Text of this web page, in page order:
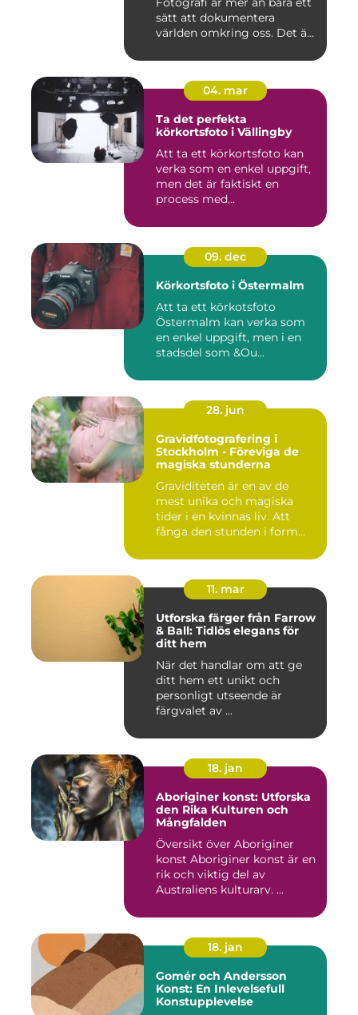
sätt att dokumentera
världen omkring oss. Det ä...
04. mar
Ta det perfekta
körkortsfoto i Vällingby
Att ta ett körkortsfoto kan
verka som en enkel uppgift,
men det är faktiskt en
process med...
09. dec
Körkortsfoto i Östermalm
Att ta ett körkotsfoto
Östermalm kan verka som
en enkel uppgift, men i en
stadsdel som &Ou...
28. jun
Gravidfotografering i
Stockholm - Föreviga de
magiska stunderna
Graviditeten är en av de
mest unika och magiska
tider i en kvinnas liv. Att
fånga den stunden i form...
11. mar
Utforska färger från Farrow
& Ball: Tidlös elegans för
ditt hem
När det handlar om att ge
ditt hem ett unikt och
personligt utseende är
färgvalet av ...
18. jan
Aboriginer konst: Utforska
den Rika Kulturen och
Mångfalden
Översikt över Aboriginer
konst Aboriginer konst är en
rik och viktig del av
Australiens kulturarv. ...
18. jan
Gomér och Andersson
Konst: En Inlevelsefull
Konstupplevelse